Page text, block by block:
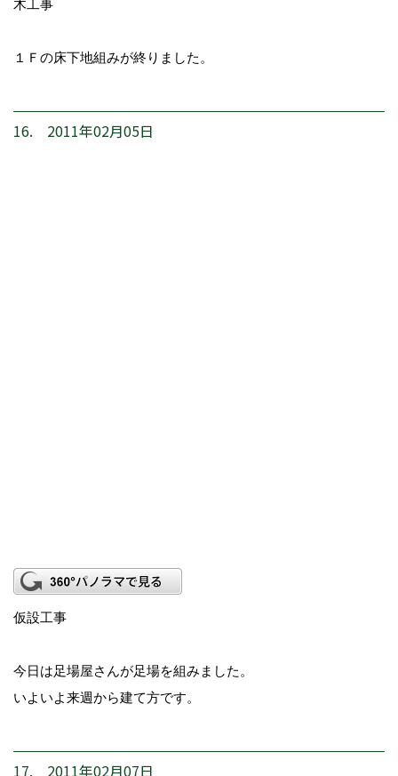
木工事
１Ｆの床下地組みが終りました。
16. 2011年02月05日
仮設工事
今日は足場屋さんが足場を組みました。
いよいよ来週から建て方です。
17. 2011年02月07日